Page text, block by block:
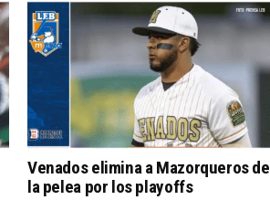
Venados elimina a Mazorqueros de
la pelea por los playoffs